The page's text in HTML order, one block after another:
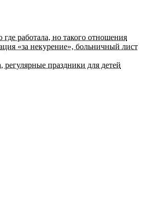
работала, но такого отношения
«за некурение», больничный лист
праздники для детей